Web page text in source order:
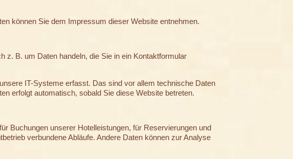
können Sie dem Impressum dieser Website entnehmen.
z. B. um Daten handeln, die Sie in ein Kontaktformular
IT-Systeme erfasst. Das sind vor allem technische Daten
erfolgt automatisch, sobald Sie diese Website betreten.
Buchungen unserer Hotelleistungen, für Reservierungen und
verbundene Abläufe. Andere Daten können zur Analyse